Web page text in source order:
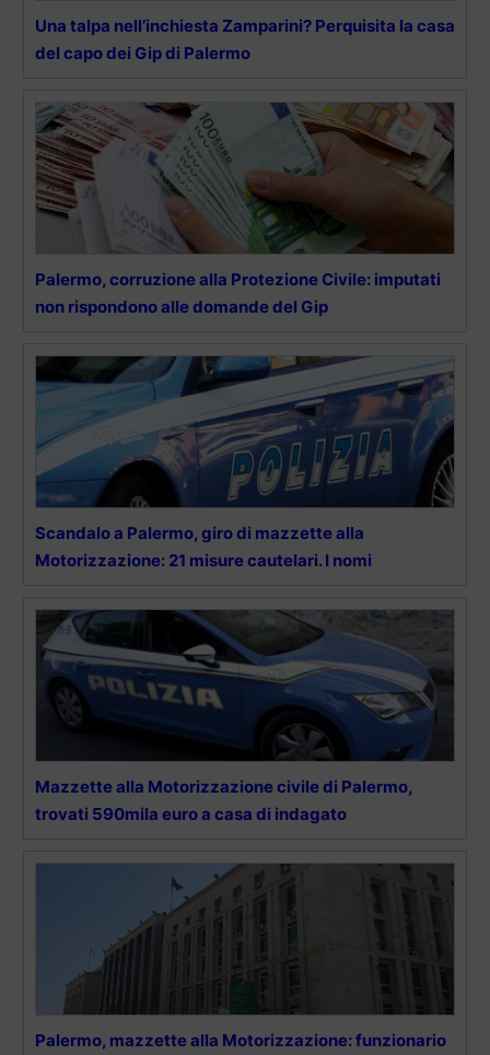
Una talpa nell’inchiesta Zamparini? Perquisita la casa
del capo dei Gip di Palermo
Palermo, corruzione alla Protezione Civile: imputati
non rispondono alle domande del Gip
Scandalo a Palermo, giro di mazzette alla
Motorizzazione: 21 misure cautelari. I nomi
Mazzette alla Motorizzazione civile di Palermo,
trovati 590mila euro a casa di indagato
Palermo, mazzette alla Motorizzazione: funzionario